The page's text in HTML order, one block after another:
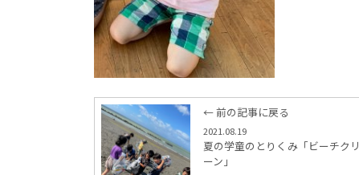
← 前の記事に戻る
2021.08.19
夏の学童のとりくみ「ビーチクリ
ーン」